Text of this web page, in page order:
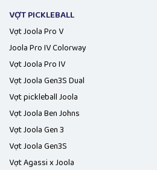
VỢT PICKLEBALL
Vợt Joola Pro V
Joola Pro IV Colorway
Vợt Joola Pro IV
Vợt Joola Gen3S Dual
Vợt pickleball Joola
Vợt Joola Ben Johns
Vợt Joola Gen 3
Vợt Joola Gen3S
Vợt Agassi x Joola